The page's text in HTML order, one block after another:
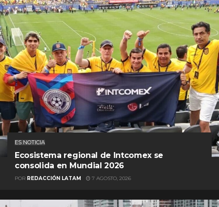
ES NOTICIA
Ecosistema regional de Intcomex se
consolida en Mundial 2026
POR REDACCIÓN LATAM 7 AGOSTO, 2026